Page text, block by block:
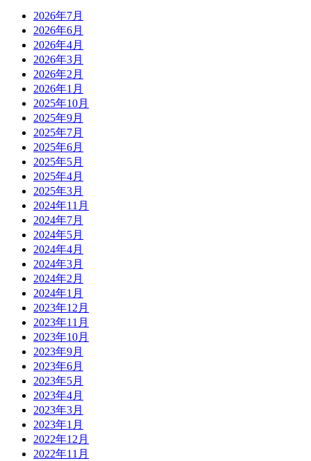
2026年7月
2026年6月
2026年4月
2026年3月
2026年2月
2026年1月
2025年10月
2025年9月
2025年7月
2025年6月
2025年5月
2025年4月
2025年3月
2024年11月
2024年7月
2024年5月
2024年4月
2024年3月
2024年2月
2024年1月
2023年12月
2023年11月
2023年10月
2023年9月
2023年6月
2023年5月
2023年4月
2023年3月
2023年1月
2022年12月
2022年11月